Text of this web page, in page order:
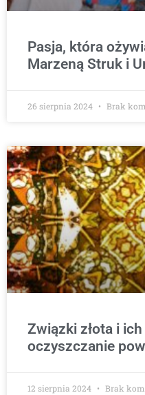
Pasja, która
Marzeną Struk i
26 sierpnia 2024 Brak
Związki złota i ich
oczyszczanie
12 sierpnia 2024 Brak